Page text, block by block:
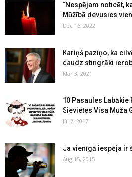
“Nespējam noticēt,
Mūžībā devusies
Dec 16, 2022
Kariņš paziņo, ka
daudz stingrāki
Mar 3, 2021
10 Pasaules Labākie
Sievietes Visa Mūža
Jūl 7, 2017
Ja vienīgā iespēja ir
Aug 15, 2015